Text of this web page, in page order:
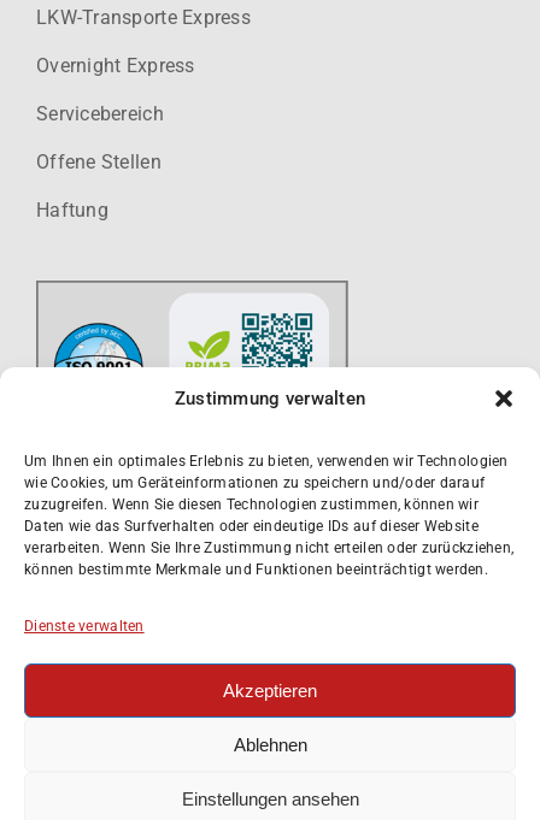
Zustimmung verwalten
Um Ihnen ein optimales Erlebnis zu bieten, verwenden wir Technologien
wie Cookies, um Geräteinformationen zu speichern und/oder darauf
zuzugreifen. Wenn Sie diesen Technologien zustimmen, können wir
Daten wie das Surfverhalten oder eindeutige IDs auf dieser Website
verarbeiten. Wenn Sie Ihre Zustimmung nicht erteilen oder zurückziehen,
können bestimmte Merkmale und Funktionen beeinträchtigt werden.
Dienste verwalten
Akzeptieren
Ablehnen
Einstellungen ansehen
LKW-Transporte Express
Overnight Express
Servicebereich
Offene Stellen
Haftung
Datenschutzerklärung